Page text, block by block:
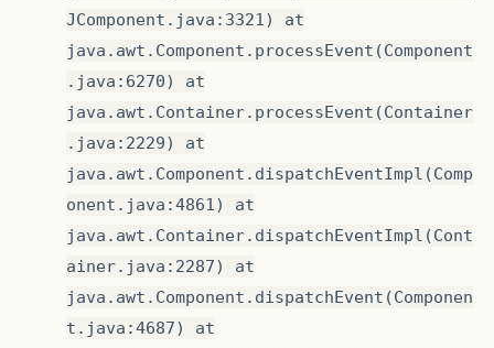
JComponent.java:3321) at
java.awt.Component.processEvent(Component
.java:6270) at
java.awt.Container.processEvent(Container
.java:2229) at
java.awt.Component.dispatchEventImpl(Comp
onent.java:4861) at
java.awt.Container.dispatchEventImpl(Cont
ainer.java:2287) at
java.awt.Component.dispatchEvent(Componen
t.java:4687) at